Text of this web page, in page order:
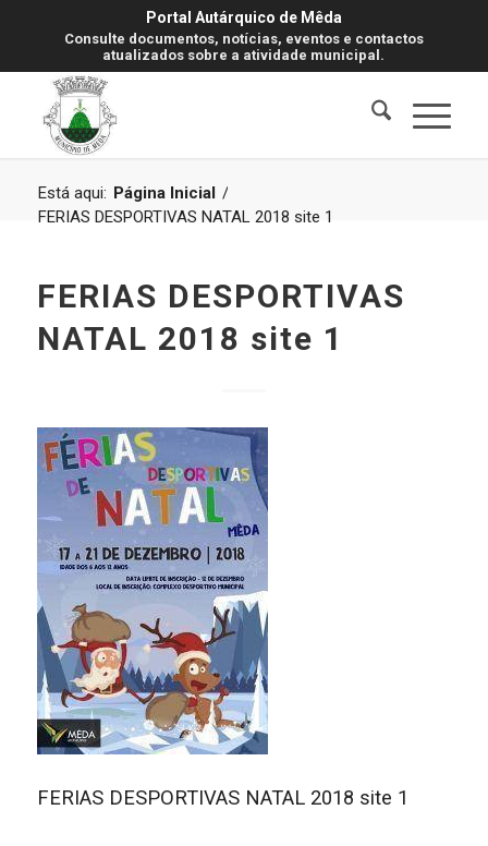
Portal Autárquico de Mêda
Consulte documentos, notícias, eventos e contactos
atualizados sobre a atividade municipal.
Está aqui: Página Inicial /
FERIAS DESPORTIVAS NATAL 2018 site 1
FERIAS DESPORTIVAS
NATAL 2018 site 1
FERIAS DESPORTIVAS NATAL 2018 site 1